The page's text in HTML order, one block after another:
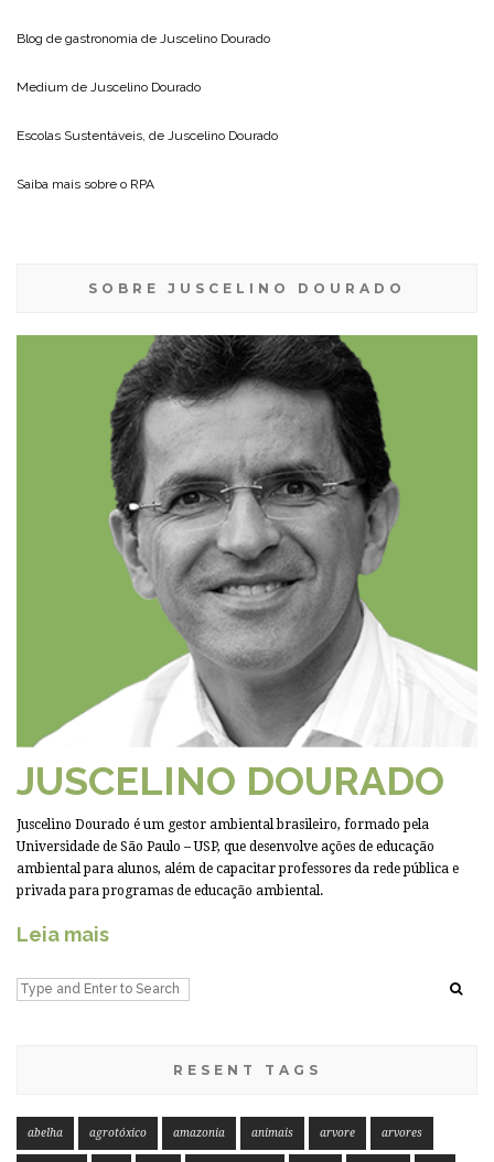
Blog de gastronomia de Juscelino Dourado
Medium de Juscelino Dourado
Escolas Sustentáveis, de Juscelino Dourado
Saiba mais sobre o RPA
SOBRE JUSCELINO DOURADO
JUSCELINO DOURADO
Juscelino Dourado é um gestor ambiental brasileiro, formado pela
Universidade de São Paulo – USP, que desenvolve ações de educação
ambiental para alunos, além de capacitar professores da rede pública e
privada para programas de educação ambiental.
Leia mais
RESENT TAGS
abelha agrotóxico amazonia animais arvore arvores